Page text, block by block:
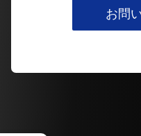
講じ、安全対策を実施
お問